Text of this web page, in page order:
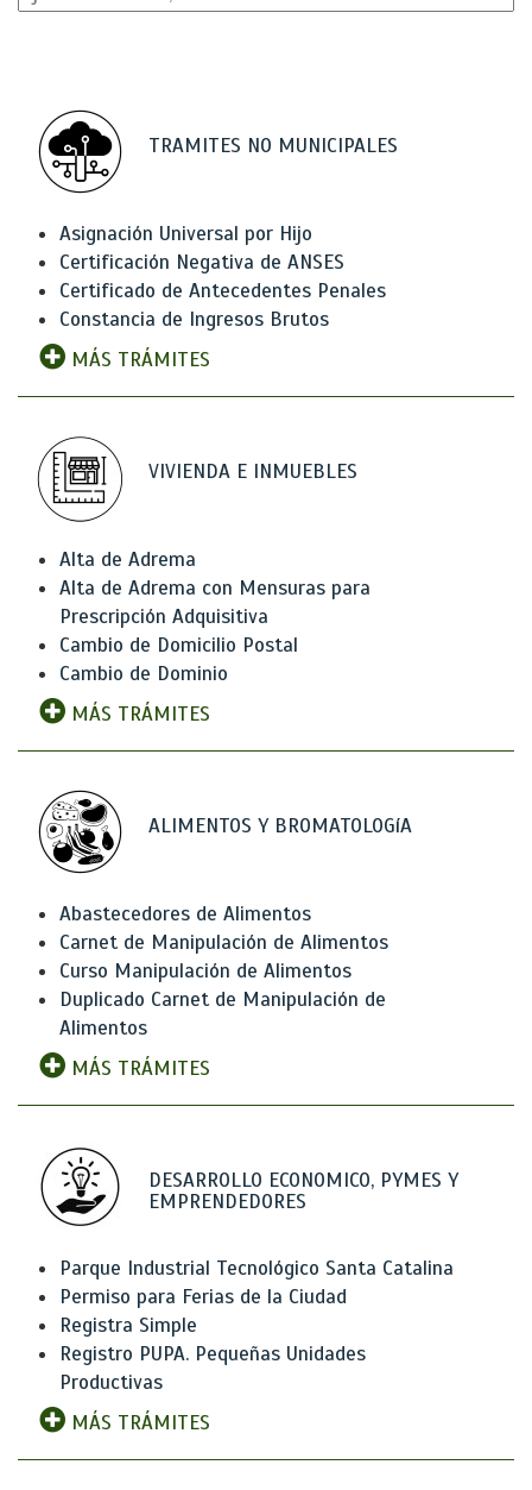
TRAMITES NO MUNICIPALES
Asignación Universal por Hijo
Certificación Negativa de ANSES
Certificado de Antecedentes Penales
Constancia de Ingresos Brutos
MÁS TRÁMITES
VIVIENDA E INMUEBLES
Alta de Adrema
Alta de Adrema con Mensuras para
Prescripción Adquisitiva
Cambio de Domicilio Postal
Cambio de Dominio
MÁS TRÁMITES
ALIMENTOS Y BROMATOLOGíA
Abastecedores de Alimentos
Carnet de Manipulación de Alimentos
Curso Manipulación de Alimentos
Duplicado Carnet de Manipulación de
Alimentos
MÁS TRÁMITES
DESARROLLO ECONOMICO, PYMES Y
EMPRENDEDORES
Parque Industrial Tecnológico Santa Catalina
Permiso para Ferias de la Ciudad
Registra Simple
Registro PUPA. Pequeñas Unidades
Productivas
MÁS TRÁMITES